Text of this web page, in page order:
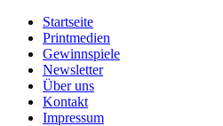
Startseite
Printmedien
Gewinnspiele
Newsletter
Über uns
Kontakt
Impressum